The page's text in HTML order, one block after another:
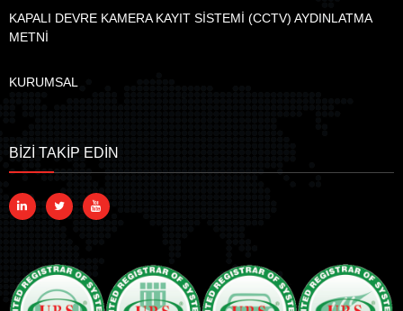
KAPALI DEVRE KAMERA KAYIT SİSTEMİ (CCTV) AYDINLATMA
METNİ
KURUMSAL
BİZİ TAKİP EDİN